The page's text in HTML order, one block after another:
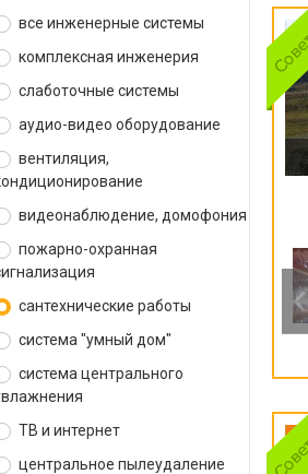
все инженерные системы
комплексная инженерия
слаботочные системы
аудио-видео оборудование
вентиляция,
видеонаблюдение, домофония
пожарно-охранная
сантехнические работы
система "умный дом"
система центрального
ТВ и интернет
центральное пылеудаление